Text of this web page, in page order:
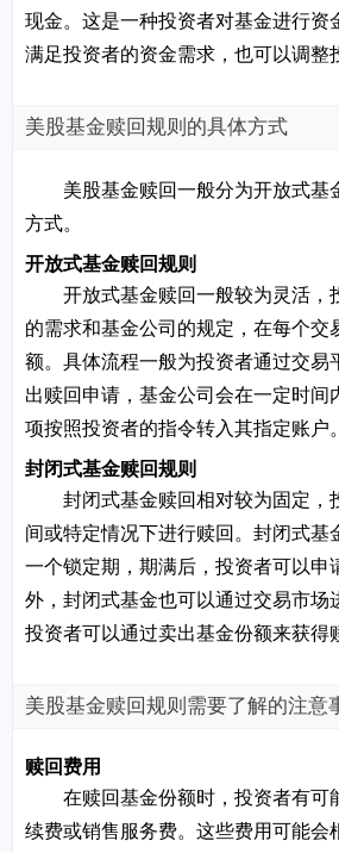
现金。这是一种投资者对基金进行资
满足投资者的资金需求，也可以调整
美股基金赎回规则的具体方式
美股基金赎回一般分为开放式基
方式。
开放式基金赎回规则
开放式基金赎回一般较为灵活，
的需求和基金公司的规定，在每个交
额。具体流程一般为投资者通过交易
出赎回申请，基金公司会在一定时间
项按照投资者的指令转入其指定账户。
封闭式基金赎回规则
封闭式基金赎回相对较为固定，
间或特定情况下进行赎回。封闭式基
一个锁定期，期满后，投资者可以申
外，封闭式基金也可以通过交易市场
投资者可以通过卖出基金份额来获得
美股基金赎回规则需要了解的注意
赎回费用
在赎回基金份额时，投资者有可
续费或销售服务费。这些费用可能会